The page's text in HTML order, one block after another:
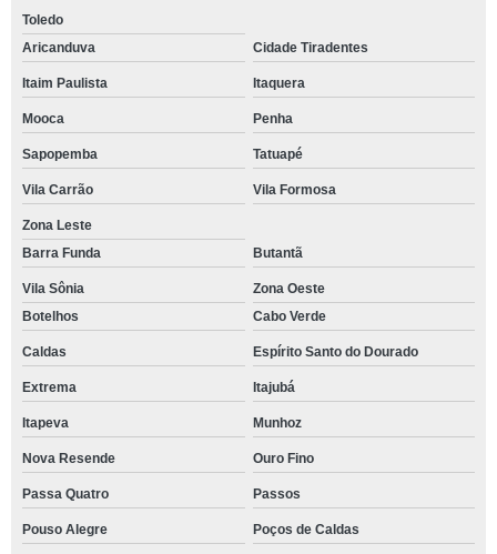
Toledo
Aricanduva
Cidade Tiradentes
Itaim Paulista Itaquera
Mooca Penha
Sapopemba Tatuapé
Vila Carrão Vila Formosa
Zona Leste
Barra Funda
Butantã
Vila Sônia
Zona Oeste
Botelhos
Cabo Verde
Caldas Espírito Santo do Dourado
Extrema Itajubá
Itapeva Munhoz
Nova Resende Ouro Fino
Passa Quatro Passos
Pouso Alegre Poços de Caldas